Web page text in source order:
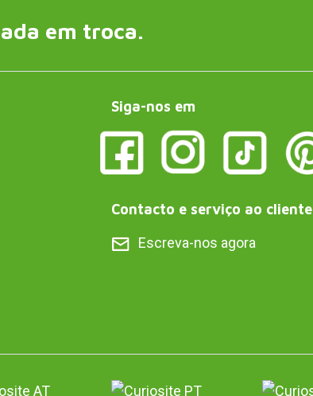
em troca.
Siga-nos em
Contacto e serviço ao cliente
Escreva-nos agora